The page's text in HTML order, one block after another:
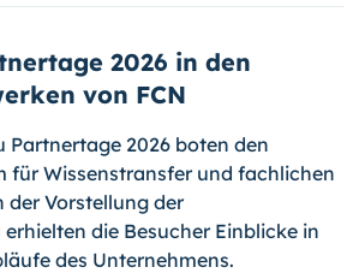
2026 in den
von FCN
Partnertage 2026 boten den
für Wissenstransfer und fachlichen
der Vorstellung der
die Besucher Einblicke in
des Unternehmens.